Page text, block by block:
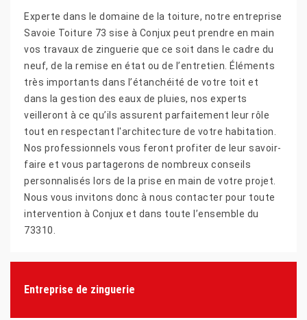
Experte dans le domaine de la toiture, notre entreprise
Savoie Toiture 73 sise à Conjux peut prendre en main
vos travaux de zinguerie que ce soit dans le cadre du
neuf, de la remise en état ou de l’entretien. Éléments
très importants dans l’étanchéité de votre toit et
dans la gestion des eaux de pluies, nos experts
veilleront à ce qu’ils assurent parfaitement leur rôle
tout en respectant l'architecture de votre habitation.
Nos professionnels vous feront profiter de leur savoir-
faire et vous partagerons de nombreux conseils
personnalisés lors de la prise en main de votre projet.
Nous vous invitons donc à nous contacter pour toute
intervention à Conjux et dans toute l’ensemble du
73310.
Entreprise de zinguerie